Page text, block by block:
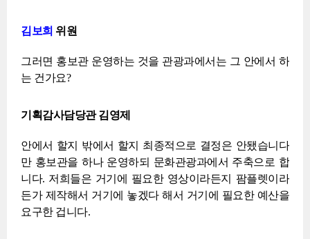
김보희 위원
그러면 홍보관 운영하는 것을 관광과에서는 그 안에서 하
는 건가요?
기획감사담당관 김영제
안에서 할지 밖에서 할지 최종적으로 결정은 안됐습니다
만 홍보관을 하나 운영하되 문화관광과에서 주축으로 합
니다. 저희들은 거기에 필요한 영상이라든지 팜플렛이라
든가 제작해서 거기에 놓겠다 해서 거기에 필요한 예산을
요구한 겁니다.